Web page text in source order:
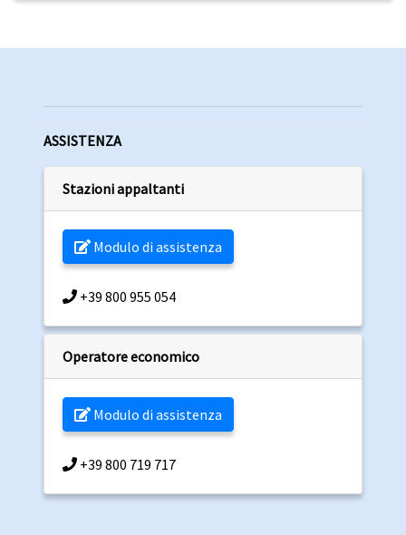
ASSISTENZA
Stazioni appaltanti
Modulo di assistenza
+39 800 955 054
Operatore economico
Modulo di assistenza
+39 800 719 717